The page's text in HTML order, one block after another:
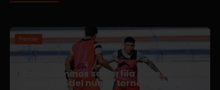
Premier
Correcaminos se perfila para el
arranque del nuevo torneo en Liga